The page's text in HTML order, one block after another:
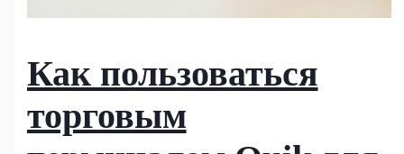
Как пользоваться
торговым